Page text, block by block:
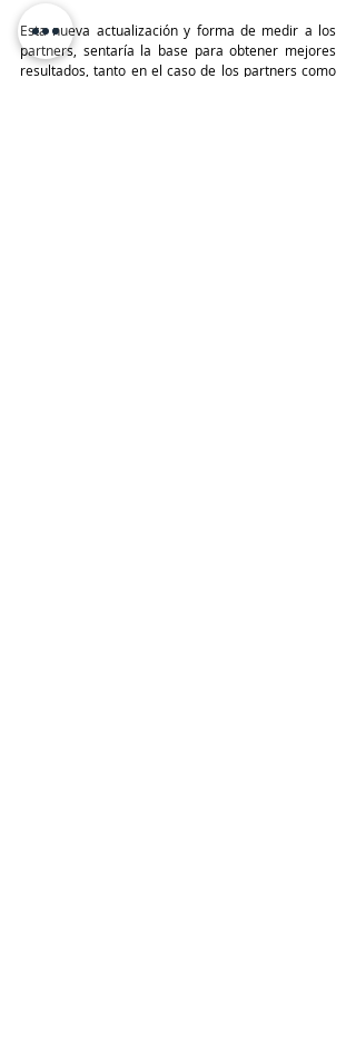
Esta nueva actualización y forma de medir a los
partners, sentaría la base para obtener mejores
resultados, tanto en el caso de los partners como